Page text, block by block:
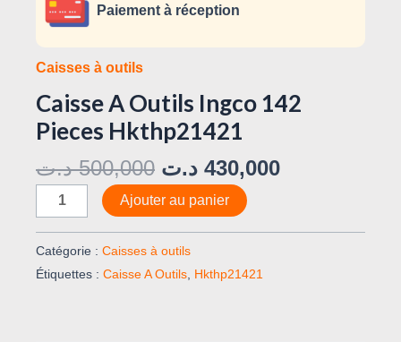
Paiement à réception
Caisses à outils
Caisse A Outils Ingco 142
Pieces Hkthp21421
500,000 د.ت 430,000 د.ت
Ajouter au panier
Catégorie : Caisses à outils
Étiquettes : Caisse A Outils, Hkthp21421